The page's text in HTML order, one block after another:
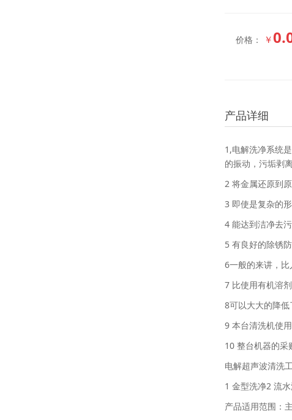
价格： ￥
产品详细
1,电解洗净系统
的振动，污垢剥
2 将金属还原到
3 即使是复杂的
4 能达到洁净去污
5 有良好的除锈防
6一般的来讲，比
7 比使用有机溶
8可以大大的降低
9 本台清洗机使
10 整台机器的采
电解超声波清洗
1 金型洗净2 流水
产品适用范围：